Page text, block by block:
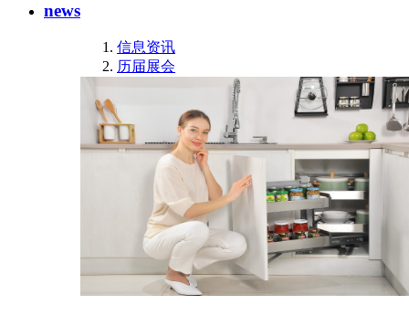
news
信息资讯
历届展会